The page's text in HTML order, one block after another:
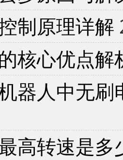
制原理详解
核心优点解
器人中无
高转速是多